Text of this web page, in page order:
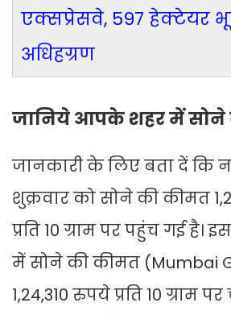
एक्सप्रेसवे, 597 हेक्टेयर
अधिहग्रण
जानिये आपके शहर में सोने
जानकारी के लिए बता दें कि
शुक्रवार को सोने की कीमत
प्रति 10 ग्राम पर पहुंच गई है।
में सोने की कीमत (Mumbai
1,24,310 रुपये प्रति 10 ग्राम